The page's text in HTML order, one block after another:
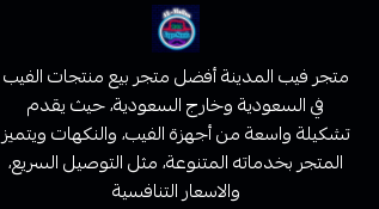
متجر فيب المدينة أفضل متجر بيع منتجات الفيب
في السعودية وخارج السعودية، حيث يقدم
تشكيلة واسعة من أجهزة الفيب، والنكهات ويتميز
المتجر بخدماته المتنوعة، مثل التوصيل السريع،
والاسعار التنافسية